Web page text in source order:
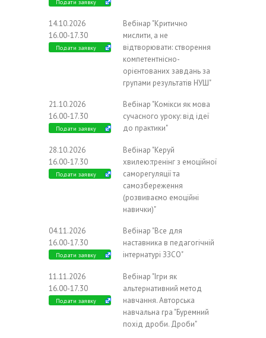
Подати заявку
14.10.2026
16.00-17.30
Подати заявку
Вебінар "Критично
мислити, а не
відтворювати: створення
компетентнісно-
орієнтованих завдань за
групами результатів НУШ"
21.10.2026
16.00-17.30
Подати заявку
Вебінар "Комікси як мова
сучасного уроку: від ідеї
до практики"
28.10.2026
16.00-17.30
Подати заявку
Вебінар "Керуй
хвилею:тренінг з емоційної
саморегуляції та
самозбереження
(розвиваємо емоційні
навички)"
04.11.2026
16.00-17.30
Подати заявку
Вебінар "Все для
наставника в педагогічній
інтернатурі ЗЗСО"
11.11.2026
16.00-17.30
Подати заявку
Вебінар "Ігри як
альтернативний метод
навчання. Авторська
навчальна гра "Буремний
похід дроби. Дроби"